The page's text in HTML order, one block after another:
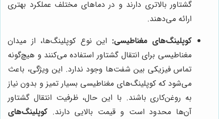
گشتاور بالاتری دارند و در دماهای مختلف عملکرد بهتری
ارائه می‌دهند.
کوپلینگ‌های مغناطیسی: این نوع کوپلینگ‌ها، از میدان
مغناطیسی برای انتقال گشتاور استفاده می‌کنند و هیچ‌گونه
تماس فیزیکی بین شفت‌ها وجود ندارد. این ویژگی، باعث
می‌شود که کوپلینگ‌های مغناطیسی بسیار تمیز و بدون نیاز
به روغن‌کاری باشند. با این حال، ظرفیت انتقال گشتاور
آن‌ها محدود است و قیمت بالایی دارند. کوپلینگ‌های